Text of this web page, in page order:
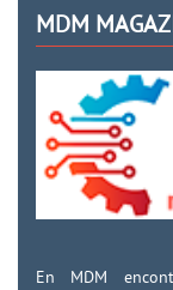
MDM
En MDM